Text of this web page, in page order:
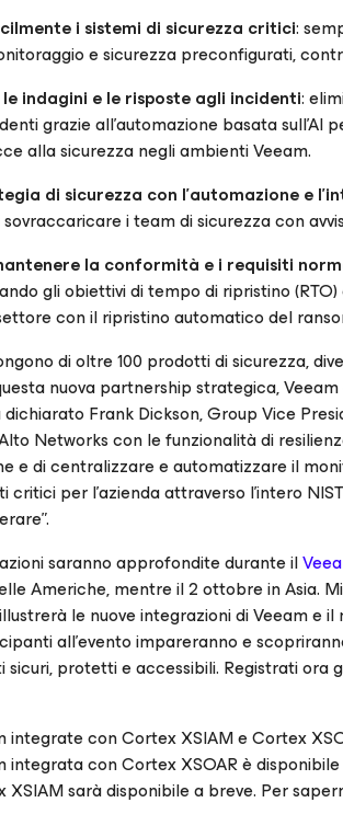
i sistemi di sicurezza critici:
e sicurezza preconfigurati,
indagini e le risposte agli incidenti:
grazie all'automazione basata
alla sicurezza negli ambienti Veeam.
di sicurezza con l'automazione e
i team di sicurezza con
la conformità e i requisiti
gli obiettivi di tempo di ripristino
con il ripristino automatico del
di oltre 100 prodotti di sicurezza,
nuova partnership strategica,
Frank Dickson, Group Vice
Networks con le funzionalità di
e di centralizzare e automatizzare il
critici per l'azienda attraverso l'intero
saranno approfondite durante il
Americhe, mentre il 2 ottobre in Asia.
le nuove integrazioni di Veeam e
all'evento impareranno e
protetti e accessibili. Registrati ora
integrate con Cortex XSIAM e Cortex
integrata con Cortex XSOAR è
sarà disponibile a breve. Per